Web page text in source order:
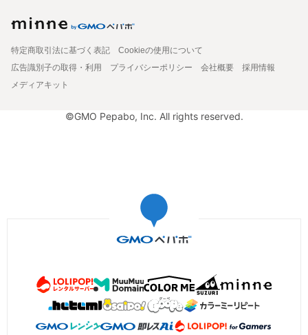
特定商取引法に基づく表記
Cookieの使用について
広告識別子の取得・利用
プライバシーポリシー 会社概要
採用情報
メディアキット
©GMO Pepabo, Inc. All rights reserved.